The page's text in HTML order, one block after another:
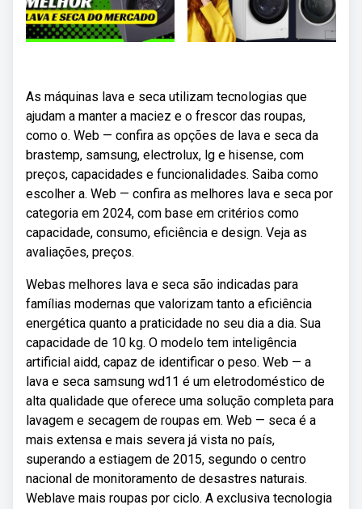
As máquinas lava e seca utilizam tecnologias que
ajudam a manter a maciez e o frescor das roupas,
como o. Web — confira as opções de lava e seca da
brastemp, samsung, electrolux, lg e hisense, com
preços, capacidades e funcionalidades. Saiba como
escolher a. Web — confira as melhores lava e seca por
categoria em 2024, com base em critérios como
capacidade, consumo, eficiência e design. Veja as
avaliações, preços.
Webas melhores lava e seca são indicadas para
famílias modernas que valorizam tanto a eficiência
energética quanto a praticidade no seu dia a dia. Sua
capacidade de 10 kg. O modelo tem inteligência
artificial aidd, capaz de identificar o peso. Web — a
lava e seca samsung wd11 é um eletrodoméstico de
alta qualidade que oferece uma solução completa para
lavagem e secagem de roupas em. Web — seca é a
mais extensa e mais severa já vista no país,
superando a estiagem de 2015, segundo o centro
nacional de monitoramento de desastres naturais.
Weblave mais roupas por ciclo. A exclusiva tecnologia